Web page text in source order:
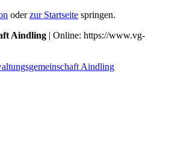
oderzur Startseite springen.
Aindling | Online: https://www.vg-